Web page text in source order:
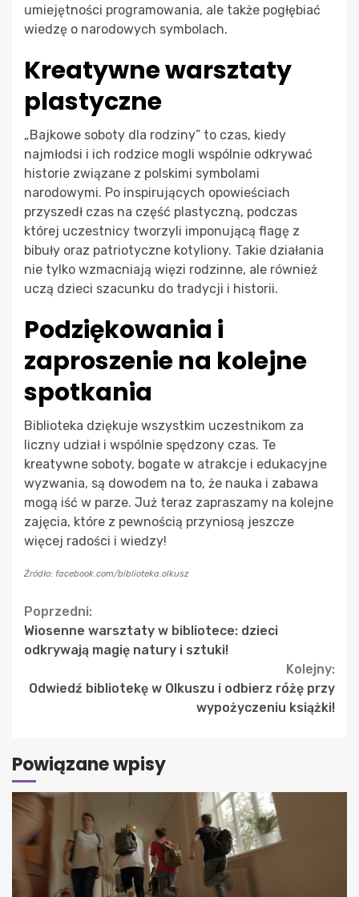
umiejętności programowania, ale także pogłębiać
wiedzę o narodowych symbolach.
Kreatywne warsztaty
plastyczne
„Bajkowe soboty dla rodziny” to czas, kiedy
najmłodsi i ich rodzice mogli wspólnie odkrywać
historie związane z polskimi symbolami
narodowymi. Po inspirujących opowieściach
przyszedł czas na część plastyczną, podczas
której uczestnicy tworzyli imponującą flagę z
bibuły oraz patriotyczne kotyliony. Takie działania
nie tylko wzmacniają więzi rodzinne, ale również
uczą dzieci szacunku do tradycji i historii.
Podziękowania i
zaproszenie na kolejne
spotkania
Biblioteka dziękuje wszystkim uczestnikom za
liczny udział i wspólnie spędzony czas. Te
kreatywne soboty, bogate w atrakcje i edukacyjne
wyzwania, są dowodem na to, że nauka i zabawa
mogą iść w parze. Już teraz zapraszamy na kolejne
zajęcia, które z pewnością przyniosą jeszcze
więcej radości i wiedzy!
Źródło: facebook.com/biblioteka.olkusz
Continue
Reading
Poprzedni:
Wiosenne warsztaty w bibliotece: dzieci
odkrywają magię natury i sztuki!
Kolejny:
Odwiedź bibliotekę w Olkuszu i odbierz różę przy
wypożyczeniu książki!
Powiązane wpisy